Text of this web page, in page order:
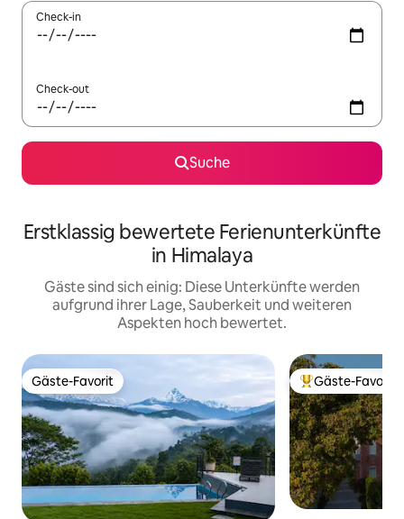
Check-in
Check-out
Suche
Erstklassig bewertete Ferienunterkünfte
in Himalaya
Gäste sind sich einig: Diese Unterkünfte werden
aufgrund ihrer Lage, Sauberkeit und weiteren
Aspekten hoch bewertet.
Gäste-Favorit
Gäste-Favorit Beliebter Gäste-
Gäste-Favorit